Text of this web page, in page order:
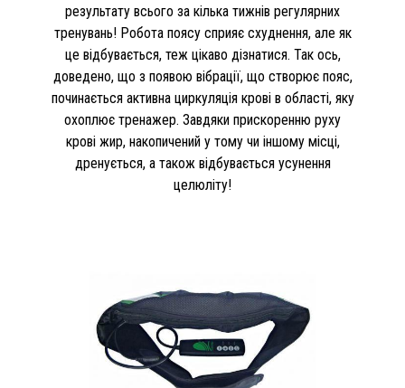
результату всього за кілька тижнів регулярних
тренувань! Робота поясу сприяє схуднення, але як
це відбувається, теж цікаво дізнатися. Так ось,
доведено, що з появою вібрації, що створює пояс,
починається активна циркуляція крові в області, яку
охоплює тренажер. Завдяки прискоренню руху
крові жир, накопичений у тому чи іншому місці,
дренується, а також відбувається усунення
целюліту!